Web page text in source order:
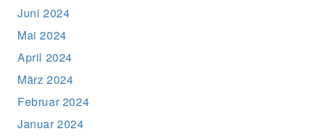
Juni 2024
Mai 2024
April 2024
März 2024
Februar 2024
Januar 2024